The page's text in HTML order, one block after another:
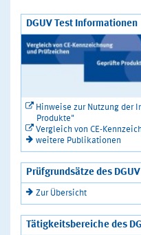
DGUV Test Informationen
Hinweise zur Nutzung der
Produkte"
Vergleich von CE-
weitere Publikationen
Prüfgrundsätze des
Zur Übersicht
Tätigkeitsbereiche des